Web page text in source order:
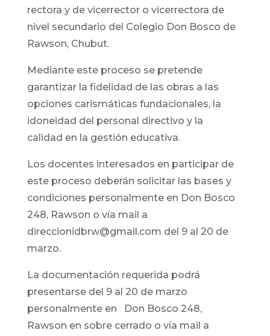
rectora y de vicerrector o vicerrectora de
nivel secundario del Colegio Don Bosco de
Rawson, Chubut.
Mediante este proceso se pretende
garantizar la fidelidad de las obras a las
opciones carismáticas fundacionales, la
idoneidad del personal directivo y la
calidad en la gestión educativa.
Los docentes interesados en participar de
este proceso deberán solicitar las bases y
condiciones personalmente en Don Bosco
248, Rawson o vía mail a
direccionidbrw@gmail.com del 9 al 20 de
marzo.
La documentación requerida podrá
presentarse del 9 al 20 de marzo
personalmente en Don Bosco 248,
Rawson en sobre cerrado o vía mail a